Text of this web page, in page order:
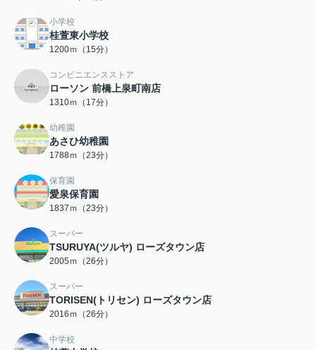
小学校
桂萱東小学校
1200ｍ（15分）
コンビニエンスストア
ローソン 前橋上泉町南店
1310ｍ（17分）
幼稚園
あさひ幼稚園
1788ｍ（23分）
保育園
愛泉保育園
1837ｍ（23分）
スーパー
TSURUYA(ツルヤ) ローズタウン店
2005ｍ（26分）
スーパー
TORISEN(トリセン) ローズタウン店
2016ｍ（26分）
中学校